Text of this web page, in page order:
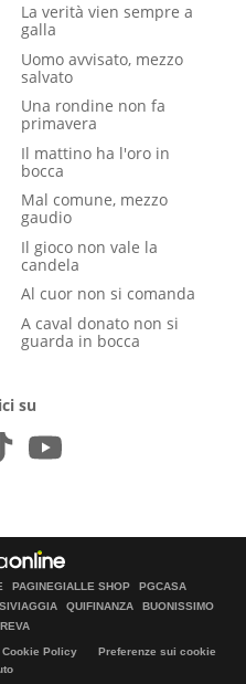
La verità vien sempre a
galla
Uomo avvisato, mezzo
salvato
Una rondine non fa
primavera
Il mattino ha l'oro in
bocca
Mal comune, mezzo
gaudio
Il gioco non vale la
candela
Al cuor non si comanda
A caval donato non si
guarda in bocca
su
PAGINEGIALLE SHOP
PGCASA
SIVIAGGIA QUIFINANZA
BUONISSIMO
Cookie Policy
Preferenze sui cookie